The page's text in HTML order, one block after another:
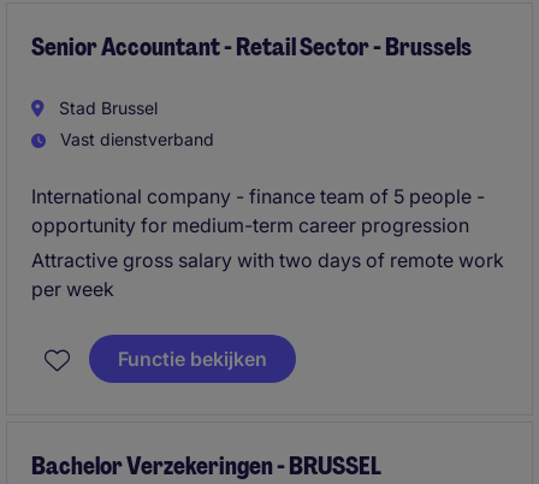
Senior Accountant - Retail Sector - Brussels
Stad Brussel
Vast dienstverband
International company - finance team of 5 people -
opportunity for medium-term career progression
Attractive gross salary with two days of remote work
per week
Functie bekijken
Bachelor Verzekeringen - BRUSSEL